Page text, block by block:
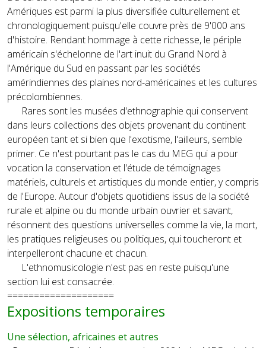
Amériques est parmi la plus diversifiée culturellement et
chronologiquement puisqu'elle couvre près de 9'000 ans
d'histoire. Rendant hommage à cette richesse, le périple
américain s'échelonne de l'art inuit du Grand Nord à
l'Amérique du Sud en passant par les sociétés
amérindiennes des plaines nord-américaines et les cultures
précolombiennes.
Rares sont les musées d'ethnographie qui conservent
dans leurs collections des objets provenant du continent
européen tant et si bien que l'exotisme, l'ailleurs, semble
primer. Ce n'est pourtant pas le cas du MEG qui a pour
vocation la conservation et l'étude de témoignages
matériels, culturels et artistiques du monde entier, y compris
de l'Europe. Autour d'objets quotidiens issus de la société
rurale et alpine ou du monde urbain ouvrier et savant,
résonnent des questions universelles comme la vie, la mort,
les pratiques religieuses ou politiques, qui toucheront et
interpelleront chacune et chacun.
L'ethnomusicologie n'est pas en reste puisqu'une
section lui est consacrée.
====================
Expositions temporaires
Une sélection, africaines et autres